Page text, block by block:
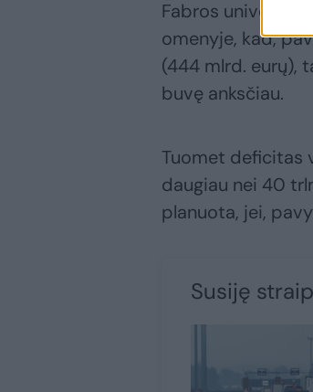
Fabros
omenyje, kad,
(444 mlrd. eurų),
buvę anksčiau.
Tuomet deficitas
daugiau nei 40
planuota, jei,
Susiję